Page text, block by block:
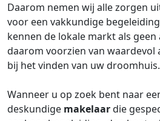
Daarom nemen wij alle zorgen
voor een vakkundige
kennen de lokale markt als
daarom voorzien van waardevol
bij het vinden van uw droomhuis.
Wanneer u op zoek bent naar
deskundige makelaardie